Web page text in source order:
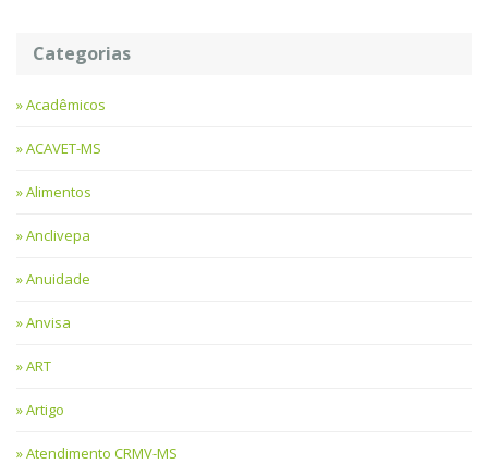
Categorias
Acadêmicos
ACAVET-MS
Alimentos
Anclivepa
Anuidade
Anvisa
ART
Artigo
Atendimento CRMV-MS